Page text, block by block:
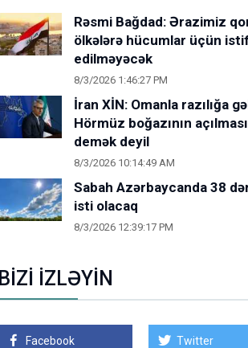
Rəsmi Bağdad: Ərazimiz
ölkələrə hücumlar üçün
edilməyəcək
8/3/2026 1:46:27 PM
İran XİN: Omanla razılığa
Hörmüz boğazının açılması
demək deyil
8/3/2026 10:14:49 AM
Sabah Azərbaycanda 38
isti olacaq
8/3/2026 12:39:17 PM
BİZİ İZLƏYİN
Facebook Twitter